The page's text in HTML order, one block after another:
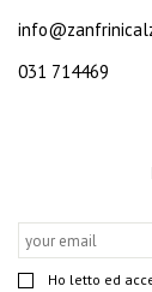
031 714469
Ho letto ed